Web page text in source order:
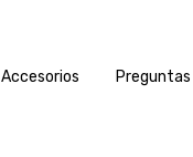
Accesorios